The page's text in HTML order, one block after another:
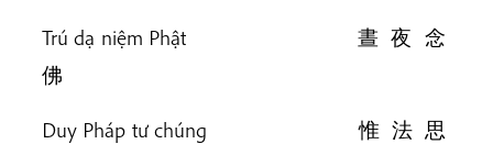
Trú dạ niệm Phật 晝 夜 念
佛
Duy Pháp tư chúng 惟 法 思